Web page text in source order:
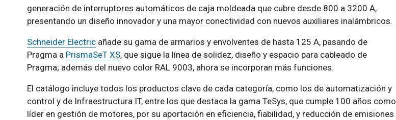
generación de interruptores automáticos de caja moldeada que cubre desde 800 a 3200 A,
presentando un diseño innovador y una mayor conectividad con nuevos auxiliares inalámbricos.
Schneider Electricañade su gama de armarios y envolventes de hasta 125 A, pasando de
Pragma a PrismaSeT XS, que sigue la línea de solidez, diseño y espacio para cableado de
Pragma; además del nuevo color RAL 9003, ahora se incorporan más funciones.
El catálogo incluye todos los productos clave de cada categoría, como los de automatización y
control y de Infraestructura IT, entre los que destaca la gama TeSys, que cumple 100 años como
líder en gestión de motores, por su aportación en eficiencia, fiabilidad, y reducción de emisiones